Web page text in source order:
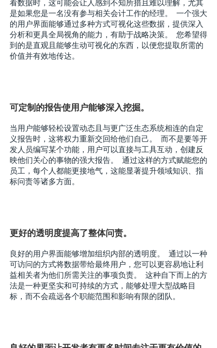
看数据时，这可能会让人感到不知所措且难以理解，尤其
是如果您是一名没有参与相关会计工作的经理。  一个强大
的用户界面能够通过多种方式可视化这些数据，提供深入
分析和更具全局视角的能力，有助于战略决策。  您希望得
到的是直观且能够生动可视化的东西，以便您提取所需的
价值并有效地传达。
可定制的报告使用户能够深入挖掘。
当用户能够轻松设置动态且与更广泛生态系统相连的自定
义报告时，这将权力重新交回给他们自己。  而不是要等开
发人员编写某个功能，用户可以直接与工具互动，创建反
映他们关心的事物的强大报告。  通过这样的方式赋能您的
员工，每个人都能更接地气，这能显著提升领域知识、指
标问责等诸多方面。
更好的透明度提高了整体问责。
良好的用户界面能够增加组织内部的透明度。  通过以一种
可访问的方式将数据带给最终用户，您可以更容易地让利
益相关者为他们所需关注的事项负责。  这种自下而上的方
法是一种更坚实和可持续的方式，能够处理大型战略目
标，而不会疏远各个职能范围和影响有限的团队。